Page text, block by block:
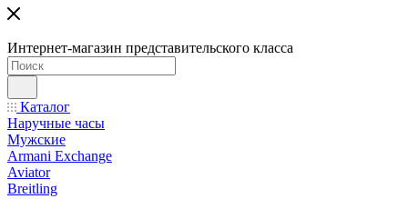
Интернет-магазин представительского класса
Каталог
Наручные часы
Мужские
Armani Exchange
Aviator
Breitling